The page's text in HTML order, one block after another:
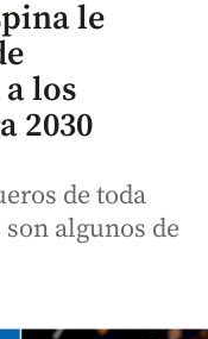
le
los
2030
de toda
algunos de